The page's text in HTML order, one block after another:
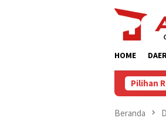
HOME
Pilihan
Beranda